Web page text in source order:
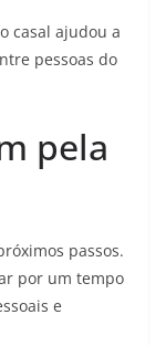
casal ajudou a
pessoas do
pela
passos.
por um tempo
e